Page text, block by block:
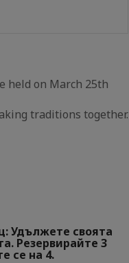
held on March 25th
traditions together.
Удължете своята
Резервирайте 3
се на 4.